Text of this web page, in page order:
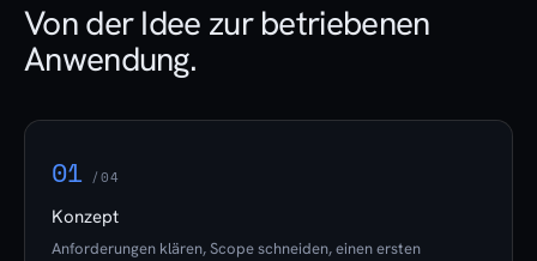
Von der Idee zur betriebenen
Anwendung.
01 /04
Konzept
Anforderungen klären, Scope schneiden, einen ersten